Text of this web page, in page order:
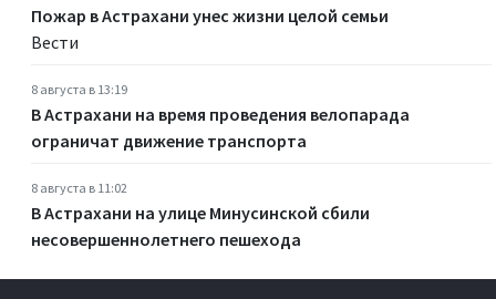
Пожар в Астрахани унес жизни целой семьи
Вести
8 августа в 13:19
В Астрахани на время проведения велопарада
ограничат движение транспорта
8 августа в 11:02
В Астрахани на улице Минусинской сбили
несовершеннолетнего пешехода